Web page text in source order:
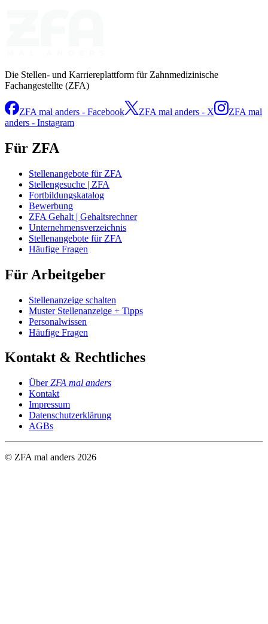
Die Stellen- und Karriereplattform für Zahnmedizinische
Fachangestellte (ZFA)
ZFA mal anders - Facebook ZFA mal anders - X
ZFA mal
anders - Instagram
Für ZFA
Stellenangebote für ZFA
Stellengesuche | ZFA
Fortbildungskatalog
Bewerbung
ZFA Gehalt | Gehaltsrechner
Unternehmensverzeichnis
Stellenangebote für ZFA
Häufige Fragen
Für Arbeitgeber
Stellenanzeige schalten
Muster Stellenanzeige + Tipps
Personalwissen
Häufige Fragen
Kontakt & Rechtliches
ÜberZFA mal anders
Kontakt
Impressum
Datenschutzerklärung
AGBs
© ZFA mal anders 2026